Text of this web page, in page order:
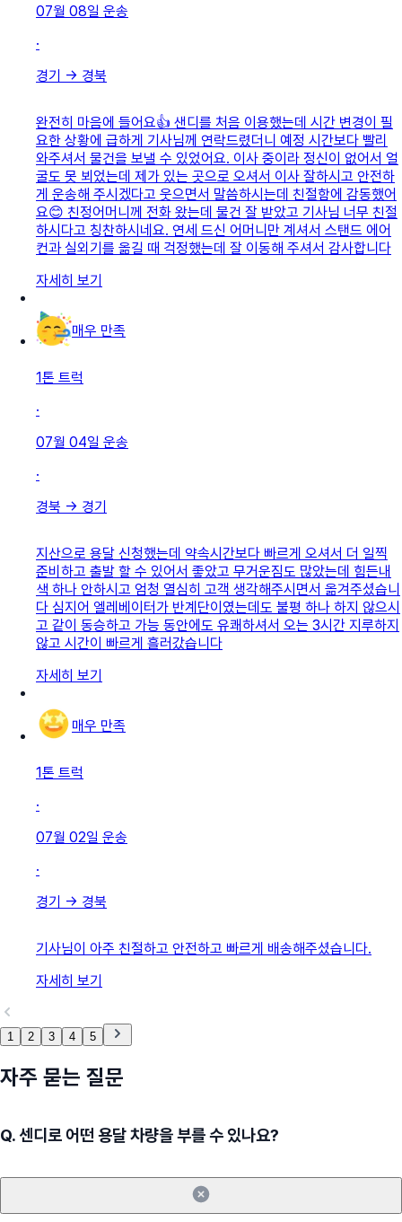
07월 08일 운송
·
경기 → 경북
완전히 마음에 들어요👍 샌디를 처음 이용했는데 시간 변경이 필
요한 상황에 급하게 기사님께 연락드렸더니 예정 시간보다 빨리
와주셔서 물건을 보낼 수 있었어요. 이사 중이라 정신이 없어서 얼
굴도 못 뵈었는데 제가 있는 곳으로 오셔서 이사 잘하시고 안전하
게 운송해 주시겠다고 웃으면서 말씀하시는데 친절함에 감동했어
요😊 친정어머니께 전화 왔는데 물건 잘 받았고 기사님 너무 친절
하시다고 칭찬하시네요. 연세 드신 어머니만 계셔서 스탠드 에어
컨과 실외기를 옮길 때 걱정했는데 잘 이동해 주셔서 감사합니다
자세히 보기
매우 만족
1톤 트럭
·
07월 04일 운송
·
경북 → 경기
지산으로 용달 신청했는데 약속시간보다 빠르게 오셔서 더 일찍
준비하고 출발 할 수 있어서 좋았고 무거운짐도 많았는데 힘든내
색 하나 안하시고 엄청 열심히 고객 생각해주시면서 옮겨주셨습니
다 심지어 엘레베이터가 반계단이였는데도 불평 하나 하지 않으시
고 같이 동승하고 가능 동안에도 유쾌하셔서 오는 3시간 지루하지
않고 시간이 빠르게 흘러갔습니다
자세히 보기
매우 만족
1톤 트럭
·
07월 02일 운송
·
경기 → 경북
기사님이 아주 친절하고 안전하고 빠르게 배송해주셨습니다.
자세히 보기
1 2 3 4 5
자주 묻는 질문
Q.센디로 어떤 용달 차량을 부를 수 있나요?